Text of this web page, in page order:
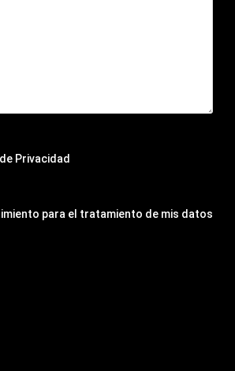
Privacidad
para el tratamiento de mis datos